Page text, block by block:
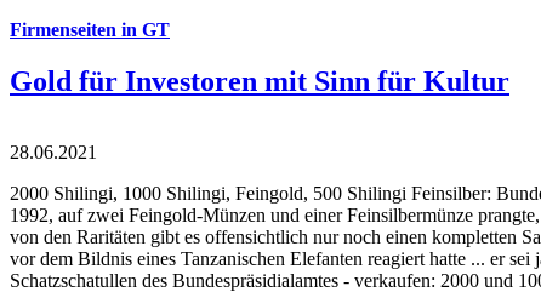
Firmenseiten in GT
Gold für Investoren mit Sinn für Kultur
28.06.2021
2000 Shilingi, 1000 Shilingi, Feingold, 500 Shilingi Feinsilber:
1992, auf zwei Feingold-Münzen und einer Feinsilbermünze
von den Raritäten gibt es offensichtlich nur noch einen kompletten
vor dem Bildnis eines Tanzanischen Elefanten reagiert hatte ... er
Schatzschatullen des Bundespräsidialamtes - verkaufen: 2000